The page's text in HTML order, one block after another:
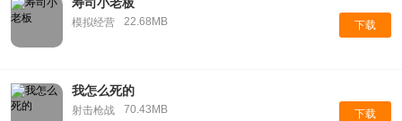
模拟经营 22.68MB 下载
我怎么死的
射击枪战 70.43MB 下载